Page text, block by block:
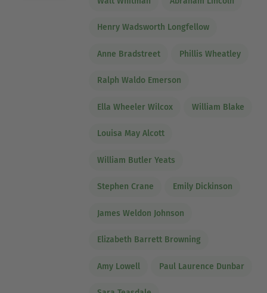
Henry Wadsworth Longfellow
Anne Bradstreet Phillis Wheatley
Ralph Waldo Emerson
Ella Wheeler Wilcox William Blake
Louisa May Alcott
William Butler Yeats
Stephen Crane Emily Dickinson
James Weldon Johnson
Elizabeth Barrett Browning
Amy Lowell Paul Laurence Dunbar